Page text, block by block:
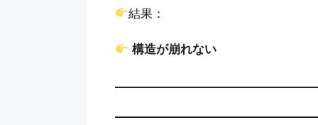
結果：
構造が崩れない